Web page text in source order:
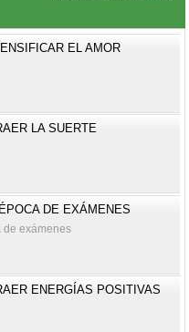
EL AMOR
LA SUERTE
DE EXÁMENES
de exámenes
ENERGÍAS POSITIVAS